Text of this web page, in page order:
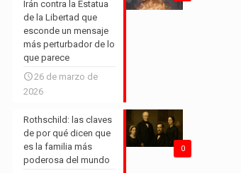
Irán contra la Estatua
de la Libertad que
esconde un mensaje
más perturbador de lo
que parece
26 de marzo de
2026
0
Rothschild: las claves
de por qué dicen que
es la familia más
poderosa del mundo